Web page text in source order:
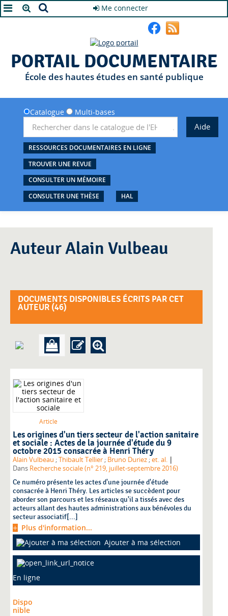
Me connecter
PORTAIL DOCUMENTAIRE
École des hautes études en santé publique
Catalogue Multi-bases
RESSOURCES DOCUMENTAIRES EN LIGNE
TROUVER UNE REVUE
CONSULTER UN MÉMOIRE
CONSULTER UNE THÈSE
HAL
Auteur Alain Vulbeau
DOCUMENTS DISPONIBLES ÉCRITS PAR CET
AUTEUR (46)
Article
Les origines d'un tiers secteur de l'action sanitaire
et sociale : Actes de la journée d'étude du 9
octobre 2015 consacrée à Henri Théry
Alain Vulbeau ;Thibault Tellier ; Bruno Duriez ;et. al. |
Dans Recherche sociale (n° 219, juillet-septembre 2016)
Ce numéro présente les actes d'une journée d'étude
consacrée à Henri Théry. Les articles se succèdent pour
aborder son parcours et les réseaux qu'il a tissés avec des
acteurs allant des hautes administrations aux bénévoles du
secteur associatif[...]
Plus d'information...
Ajouter à ma sélection
En ligne
Dispo
nible